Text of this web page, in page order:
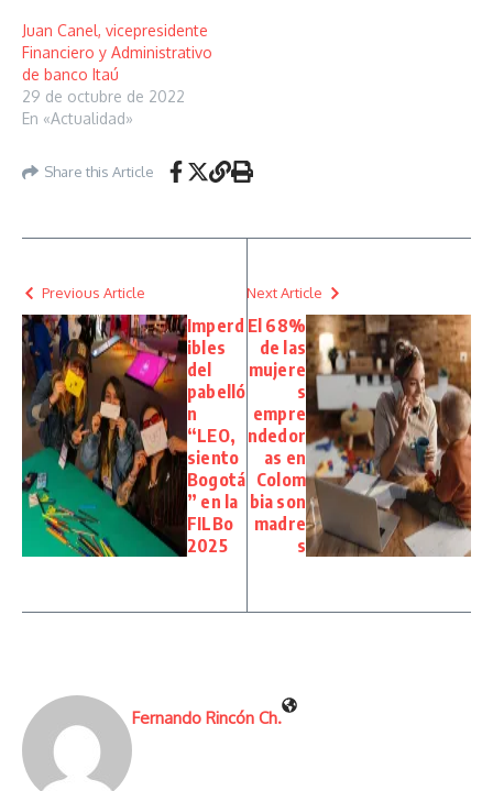
Juan Canel, vicepresidente
Financiero y Administrativo
de banco Itaú
29 de octubre de 2022
En «Actualidad»
Share this Article
Previous Article
Imperd
ibles
del
pabelló
n
“LEO,
siento
Bogotá
” en la
FILBo
2025
Next Article
El 68%
de las
mujere
s
empre
ndedor
as en
Colom
bia son
madre
s
Fernando Rincón Ch.